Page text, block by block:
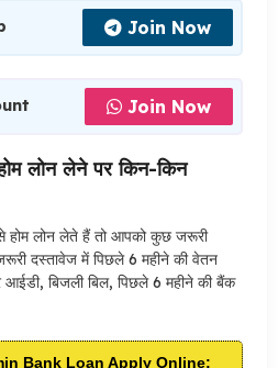
Join Now
Join Now
लोन लेने पर किन-किन
लोन लेते हैं तो आपको कुछ जरूरी
दस्तावेज में पिछले 6 महीने की वेतन
आईडी, बिजली बिल, पिछले 6 महीने की बैंक
Bank Loan Apply Online: